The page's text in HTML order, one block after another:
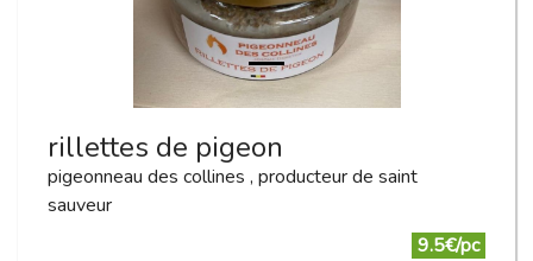
rillettes de pigeon
pigeonneau des collines , producteur de saint
sauveur
9.5€/pc